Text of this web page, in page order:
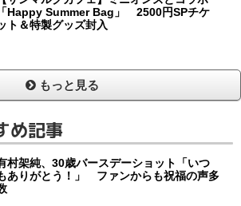
「Happy Summer Bag」 2500円SPチケ
ト＆特製グッズ封入
もっと見る
め記事
村架純、30歳バースデーショット「いつ
ありがとう！」 ファンからも祝福の声多